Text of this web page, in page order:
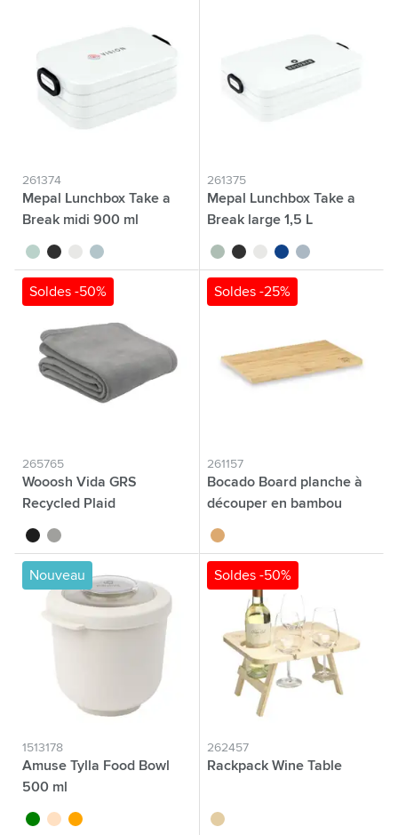
261374
Mepal Lunchbox Take a
Break midi 900 ml
vert tilleul
noir blancbleu nordique
261375
Mepal Lunchbox Take a
Break large 1,5 L
vert tilleul
noir blancbleu bleu nordique
Soldes -50%
265765
Wooosh Vida GRS
Recycled Plaid
noir gris
Soldes -25%
261157
Bocado Board planche à
découper en bambou
bambou
Nouveau
1513178
Amuse Tylla Food Bowl
500 ml
vert beigeorange
Soldes -50%
262457
Rackpack Wine Table
brun bois